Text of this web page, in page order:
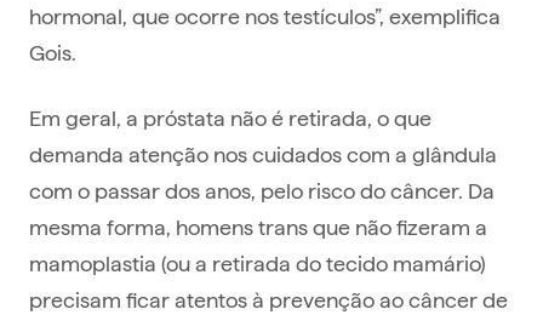
hormonal, que ocorre nos testículos”, exemplifica
Gois.
Em geral, a próstata não é retirada, o que
demanda atenção nos cuidados com a glândula
com o passar dos anos, pelo risco do câncer. Da
mesma forma, homens trans que não fizeram a
mamoplastia (ou a retirada do tecido mamário)
precisam ficar atentos à prevenção ao câncer de